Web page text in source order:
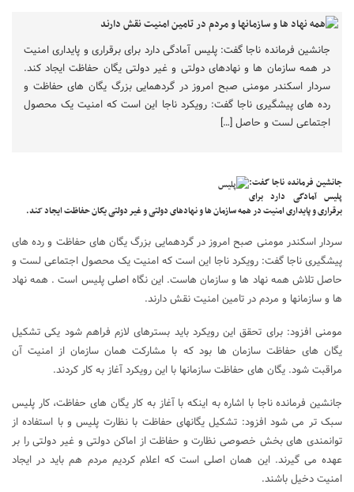
جانشین فرمانده ناجا گفت: پلیس آمادگی دارد برای برقراری و پایداری امنیت
در همه سازمان ها و نهادهای دولتی و غیر دولتی یگان حفاظت ایجاد کند.
سردار اسکندر مومنی صبح امروز در گردهمایی بزرگ یگان های حفاظت و
رده های پیشگیری ناجا گفت: رویکرد ناجا این است که امنیت یک محصول
اجتماعی لست و حاصل […]
جانشین فرمانده ناجا گفت:
پلیس آمادگی دارد برای
برقراری و پایداری امنیت در همه سازمان ها و نهادهای دولتی و غیر دولتی یگان حفاظت ایجاد کند.
سردار اسکندر مومنی صبح امروز در گردهمایی بزرگ یگان های حفاظت و رده های
پیشگیری ناجا گفت: رویکرد ناجا این است که امنیت یک محصول اجتماعی لست و
حاصل تلاش همه نهاد ها و سازمان هاست. این نگاه اصلی پلیس است . همه نهاد
ها و سازمانها و مردم در تامین امنیت نقش دارند.
مومنی افزود: برای تحقق این رویکرد باید بسترهای لازم فراهم شود یکی تشکیل
یگان های حفاظت سازمان ها بود که با مشارکت همان سازمان از امنیت آن
مراقبت شود. یگان های حفاظت سازمانها با این رویکرد آغاز به کار کردند.
جانشین فرمانده ناجا با اشاره به اینکه با آغاز به کار یگان های حفاظت، کار پلیس
سبک تر می شود افزود: تشکیل یگانهای حفاظت با نظارت پلیس و با استفاده از
توانمندی های بخش خصوصی نظارت و حفاظت از اماکن دولتی و غیر دولتی را بر
عهده می گیرند. این همان اصلی است که اعلام کردیم مردم هم باید در ایجاد
امنیت دخیل باشند.